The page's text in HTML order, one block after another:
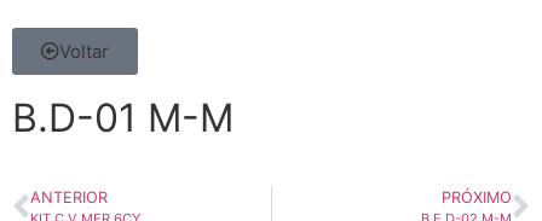
Voltar
B.D-01 M-M
ANTERIOR PRÓXIMO